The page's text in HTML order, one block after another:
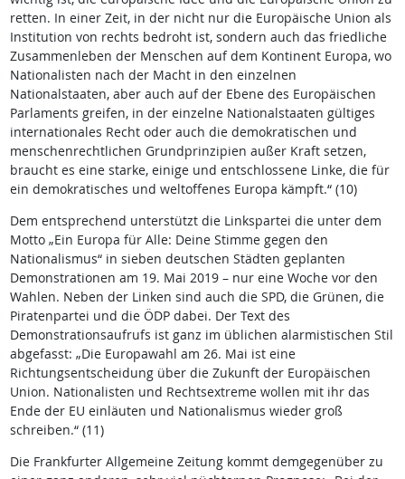
retten. In einer Zeit, in der nicht nur die Europäische Union als
Institution von rechts bedroht ist, sondern auch das friedliche
Zusammenleben der Menschen auf dem Kontinent Europa, wo
Nationalisten nach der Macht in den einzelnen
Nationalstaaten, aber auch auf der Ebene des Europäischen
Parlaments greifen, in der einzelne Nationalstaaten gültiges
internationales Recht oder auch die demokratischen und
menschenrechtlichen Grundprinzipien außer Kraft setzen,
braucht es eine starke, einige und entschlossene Linke, die für
ein demokratisches und weltoffenes Europa kämpft.“ (10)
Dem entsprechend unterstützt die Linkspartei die unter dem
Motto „Ein Europa für Alle: Deine Stimme gegen den
Nationalismus“ in sieben deutschen Städten geplanten
Demonstrationen am 19. Mai 2019 – nur eine Woche vor den
Wahlen. Neben der Linken sind auch die SPD, die Grünen, die
Piratenpartei und die ÖDP dabei. Der Text des
Demonstrationsaufrufs ist ganz im üblichen alarmistischen Stil
abgefasst: „Die Europawahl am 26. Mai ist eine
Richtungsentscheidung über die Zukunft der Europäischen
Union. Nationalisten und Rechtsextreme wollen mit ihr das
Ende der EU einläuten und Nationalismus wieder groß
schreiben.“ (11)
Die Frankfurter Allgemeine Zeitung kommt demgegenüber zu